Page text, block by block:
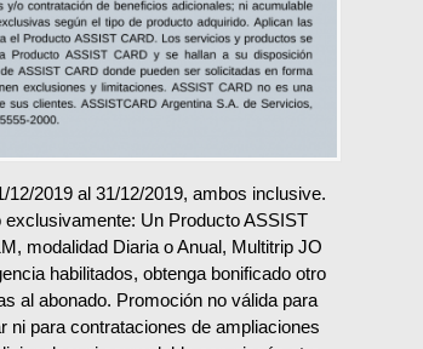
2019 al 31/12/2019, ambos inclusive.
Un Producto ASSIST
modalidad Diaria o Anual, Multitrip JO
habilitados, obtenga bonificado otro
al abonado. Promoción no válida para
ni para contrataciones de ampliaciones